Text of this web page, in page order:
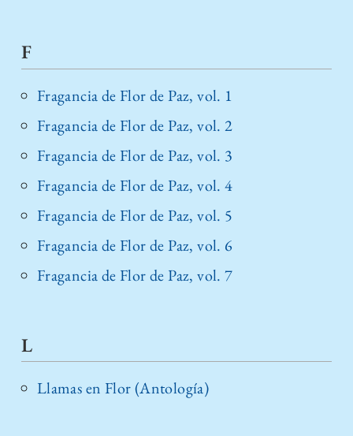
F
Fragancia de Flor de Paz, vol. 1
Fragancia de Flor de Paz, vol. 2
Fragancia de Flor de Paz, vol. 3
Fragancia de Flor de Paz, vol. 4
Fragancia de Flor de Paz, vol. 5
Fragancia de Flor de Paz, vol. 6
Fragancia de Flor de Paz, vol. 7
L
Llamas en Flor (Antología)